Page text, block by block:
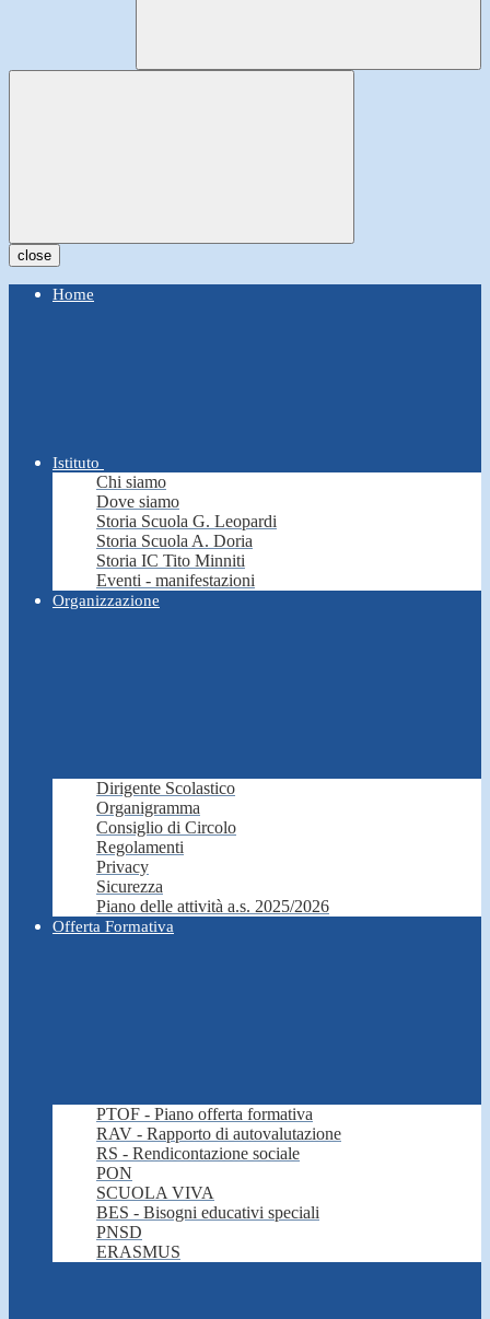
close
Home
Istituto
Chi siamo
Dove siamo
Storia Scuola G. Leopardi
Storia Scuola A. Doria
Storia IC Tito Minniti
Eventi - manifestazioni
Organizzazione
Dirigente Scolastico
Organigramma
Consiglio di Circolo
Regolamenti
Privacy
Sicurezza
Piano delle attività a.s. 2025/2026
Offerta Formativa
PTOF - Piano offerta formativa
RAV - Rapporto di autovalutazione
RS - Rendicontazione sociale
PON
SCUOLA VIVA
BES - Bisogni educativi speciali
PNSD
ERASMUS